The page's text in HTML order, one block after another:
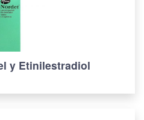
y Etinilestradiol